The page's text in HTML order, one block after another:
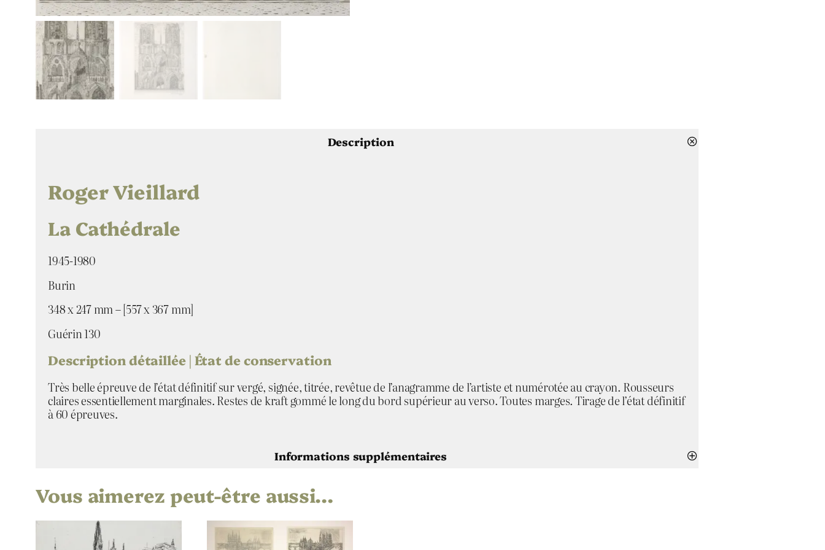
Description
Roger Vieillard
La Cathédrale
1945-1980
Burin
348 x 247 mm – [557 x 367 mm]
Guérin 130
Description détaillée | État de conservation
Très belle épreuve de l’état définitif sur vergé, signée, titrée, revêtue de l’anagramme de l’artiste et numérotée au crayon. Rousseurs
claires essentiellement marginales. Restes de kraft gommé le long du bord supérieur au verso. Toutes marges. Tirage de l’état définitif
à 60 épreuves.
Informations supplémentaires
Valeur
Artiste Roger Vieillard
La Cathédrale
Vous aimerez peut-être aussi…